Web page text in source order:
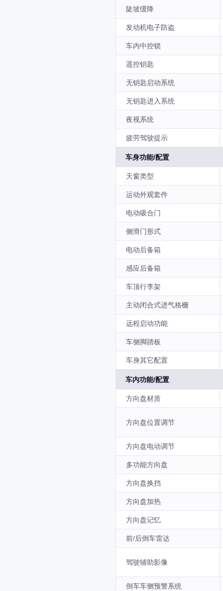
陡坡缓降
发动机电子防盗
车内中控锁
遥控钥匙
无钥匙启动系统
无钥匙进入系统
夜视系统
疲劳驾驶提示
车身功能/配置
天窗类型
运动外观套件
电动吸合门
侧滑门形式
电动后备箱
感应后备箱
车顶行李架
主动闭合式进气格栅
远程启动功能
车侧脚踏板
车身其它配置
车内功能/配置
方向盘材质
方向盘位置调节
方向盘电动调节
多功能方向盘
方向盘换挡
方向盘加热
方向盘记忆
前/后倒车雷达
驾驶辅助影像
倒车车侧预警系统